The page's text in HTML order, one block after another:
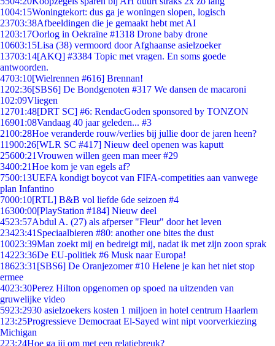
1004:15Woningtekort: dus ga je woningen slopen, logisch
23703:38Afbeeldingen die je gemaakt hebt met AI
1203:17Oorlog in Oekraïne #1318 Drone baby drone
10603:15Lisa (38) vermoord door Afghaanse asielzoeker
13703:14[AKQ] #3384 Topic met vragen. En soms goede
antwoorden.
4703:10[Wielrennen #616] Brennan!
1202:36[SBS6] De Bondgenoten #317 We dansen de macaroni
102:09Vliegen
12701:48[DRT SC] #6: RendacGoden sponsored by TONZON
16901:08Vandaag 40 jaar geleden... #3
2100:28Hoe veranderde rouw/verlies bij jullie door de jaren heen?
11900:26[WLR SC #417] Nieuw deel openen was kaputt
25600:21Vrouwen willen geen man meer #29
3400:21Hoe kom je van egels af?
7500:13UEFA kondigt boycot van FIFA-competities aan vanwege
plan Infantino
7000:10[RTL] B&B vol liefde 6de seizoen #4
16300:00[PlayStation #184] Nieuw deel
4523:57Abdul A. (27) als afperser "Fleur" door het leven
23423:41 Speciaalbieren #80: another one bites the dust
10023:39Man zoekt mij en bedreigt mij, nadat ik met zijn zoon sprak
14223:36De EU-politiek #6 Musk naar Europa!
18623:31 [SBS6] De Oranjezomer #10 Helene je kan het niet stop
ermee
4023:30Perez Hilton opgenomen op spoed na uitzenden van
gruwelijke video
5923:2930 asielzoekers kosten 1 miljoen in hotel centrum Haarlem
1 23:25Progressieve Democraat El-Sayed wint nipt voorverkiezing
Michigan
223:24Hoe ga jij om met een relatiebreuk?